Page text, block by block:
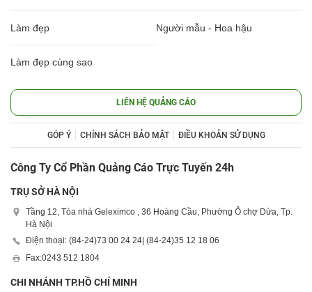
Làm đẹp Người mẫu - Hoa hậu
Làm đẹp cùng sao
LIÊN HỆ QUẢNG CÁO
GÓP Ý CHÍNH SÁCH BẢO MẬT ĐIỀU KHOẢN SỬ DỤNG
Công Ty Cổ Phần Quảng Cáo Trực Tuyến 24h
TRỤ SỞ HÀ NỘI
Tầng 12, Tòa nhà Geleximco , 36 Hoàng Cầu, Phường Ô chợ Dừa, Tp.
Hà Nội
Điện thoại: (84-24)73 00 24 24| (84-24)35 12 18 06
Fax:0243 512 1804
CHI NHÁNH TP.HỒ CHÍ MINH